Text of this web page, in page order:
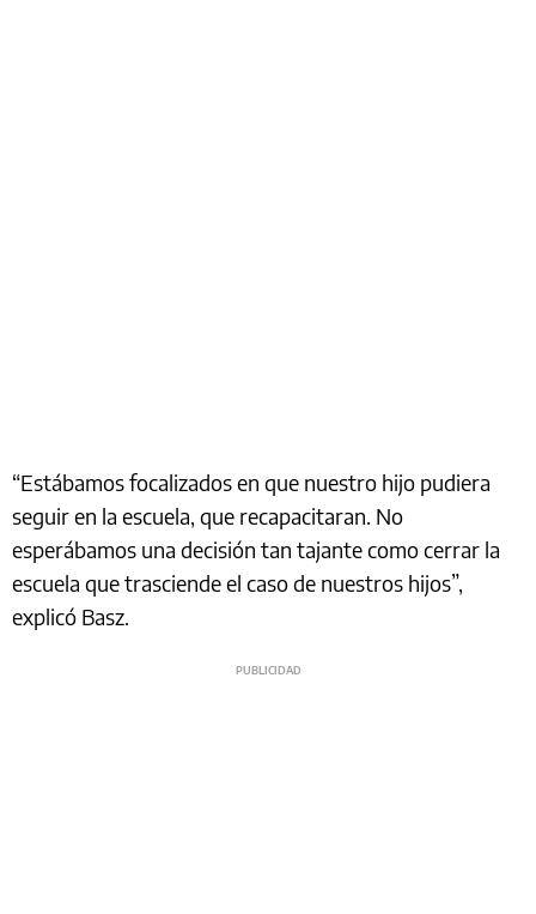
“Estábamos focalizados en que nuestro hijo pudiera
seguir en la escuela, que recapacitaran. No
esperábamos una decisión tan tajante como cerrar la
escuela que trasciende el caso de nuestros hijos”,
explicó Basz.